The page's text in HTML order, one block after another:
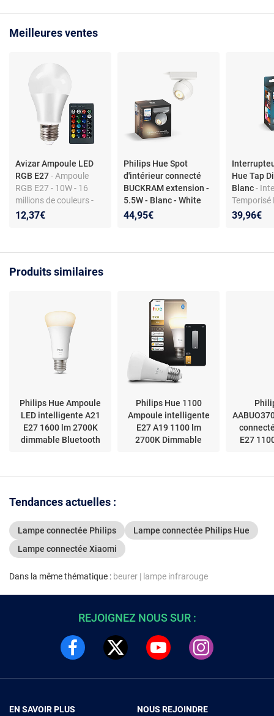
Meilleures ventes
Avizar Ampoule LED
RGB E27- Ampoule
RGB E27 - 10W - 16
millions de couleurs -
Télécommande -
12,37€
Philips Hue Spot
d'intérieur connecté
BUCKRAM extension -
5.5W - Blanc - White
Ambiance -
le pont de connexion
Philips Hue
44,95€
Hue Tap
Blanc-
Temporisé
39,96€
Produits similaires
Philips Hue Ampoule
LED intelligente A21
E27 1600 lm 2700K
dimmable Bluetooth
Philips Hue 1100
Ampoule intelligente
E27 A19 1100 lm
2700K Dimmable
E27
Tendances actuelles :
Lampe connectée Philips
Lampe connectée Philips Hue
Lampe connectée Xiaomi
Dans la même thématique : beurer | lampe infrarouge
REJOIGNEZ NOUS SUR :
EN SAVOIR PLUS NOUS REJOINDRE